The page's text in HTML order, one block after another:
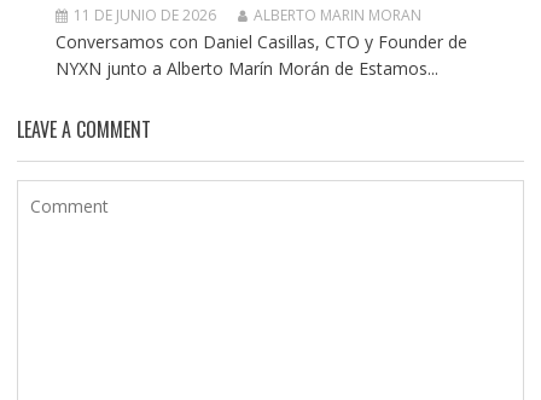
11 DE JUNIO DE 2026 ALBERTO MARIN MORAN
Conversamos con Daniel Casillas, CTO y Founder de
NYXN junto a Alberto Marín Morán de Estamos...
LEAVE A COMMENT